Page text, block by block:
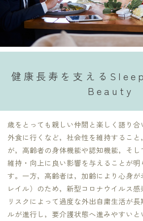
健康長寿を支える
Beauty
歳をとっても親しい仲間と楽しく語り合
外食に行くなど，社会性を維持するこ
が，高齢者の身体機能や認知機能，そ
維持・向上に良い影響を与えることが明
す。一方，高齢者は，加齢により心身が
レイル）のため，新型コロナウイルス
リスクによって過度な外出自粛生活が
ルが進行し，要介護状態へ進みやすいと